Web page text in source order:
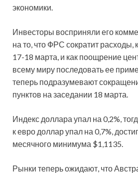
экономики.
Инвесторы восприняли его
на то, что ФРС сократит расходы,
17-18 марта, и как поощрение
всему миру последовать ее
теперь подразумевают
пунктов на заседании 18 марта.
Индекс доллара упал на 0,2%,
к евро доллар упал на 0,7%,
месячного минимума $1,1135.
Рынки теперь ожидают, что